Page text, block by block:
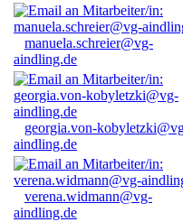
manuela.schreier@vg-
aindling.de
georgia.von-
aindling.de
verena.widmann@vg-
aindling.de